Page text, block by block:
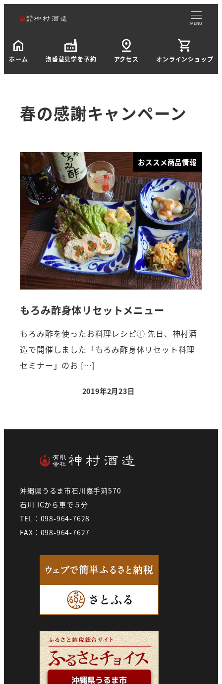
home
ホーム
factory
泡盛蔵見学を予約
pin_drop
アクセス
shopping_cart
オンラインショップ
MENU
春の感謝キャンペーン
おススメ商品情報
もろみ酢身体リセットメニュー
もろみ酢を使ったお料理レシピ① 先日、神村酒
造で開催しました「もろみ酢身体リセット料理
セミナー」のお […]
2019年2月23日
沖縄県うるま市石川嘉手苅570
石川 ICから車で５分
TEL：098-964-7628
FAX：098-964-7627